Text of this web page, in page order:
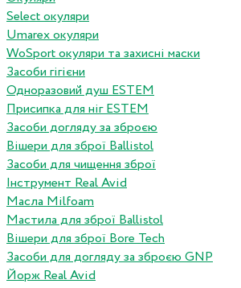
Select окуляри
Umarex окуляри
WoSport окуляри та захисні маски
Засоби гігієни
Одноразовий душ ESTEM
Присипка для ніг ESTEM
Засоби догляду за зброєю
Вішери для зброї Ballistol
Засоби для чищення зброї
Інструмент Real Avid
Масла Milfoam
Мастила для зброї Ballistol
Вішери для зброї Bore Tech
Засоби для догляду за зброєю GNP
Йорж Real Avid